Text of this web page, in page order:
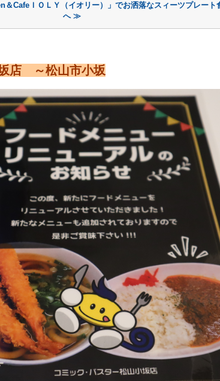
CafeＩＯＬＹ（イオリー）」でお洒落なスィーツプレート
へ ≫
店 ～松山市小坂